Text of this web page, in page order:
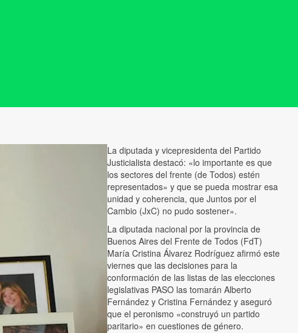
La diputada y vicepresidenta del Partido
Justicialista destacó: «lo importante es que
los sectores del frente (de Todos) estén
representados» y que se pueda mostrar esa
unidad y coherencia, que Juntos por el
Cambio (JxC) no pudo sostener».
La diputada nacional por la provincia de
Buenos Aires del Frente de Todos (FdT)
María Cristina Álvarez Rodríguez afirmó este
viernes que las decisiones para la
conformación de las listas de las elecciones
legislativas PASO las tomarán Alberto
Fernández y Cristina Fernández y aseguró
que el peronismo «construyó un partido
paritario» en cuestiones de género.